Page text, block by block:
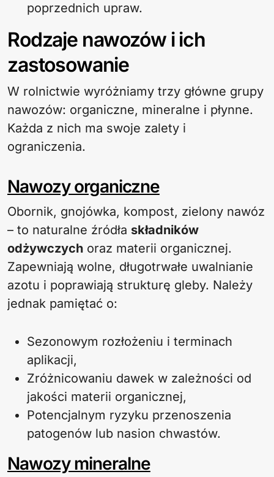
poprzednich upraw.
Rodzaje nawozów i ich
zastosowanie
W rolnictwie wyróżniamy trzy główne grupy
nawozów: organiczne, mineralne i płynne.
Każda z nich ma swoje zalety i
ograniczenia.
Nawozy organiczne
Obornik, gnojówka, kompost, zielony nawóz
– to naturalne źródła składników
odżywczych oraz materii organicznej.
Zapewniają wolne, długotrwałe uwalnianie
azotu i poprawiają strukturę gleby. Należy
jednak pamiętać o:
Sezonowym rozłożeniu i terminach
aplikacji,
Zróżnicowaniu dawek w zależności od
jakości materii organicznej,
Potencjalnym ryzyku przenoszenia
patogenów lub nasion chwastów.
Nawozy mineralne